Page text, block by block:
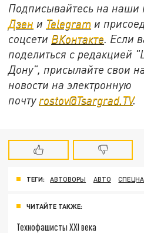
Подписывайтесь на наши
Дзен и Telegram и
соцсети ВКонтакте . Если
поделиться с редакцией
Дону", присылайте свои
новости на электронную
почту rostov@Tsargrad.ТV.
ТЕГИ: АВТОВОРЫ АВТО
ЧИТАЙТЕ ТАКЖЕ:
Технофашисты XXI века